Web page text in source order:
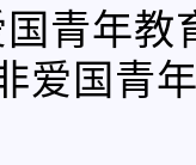
国青年
爱国青